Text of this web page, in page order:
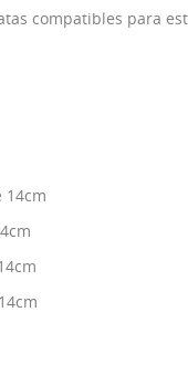
compatibles para
14cm